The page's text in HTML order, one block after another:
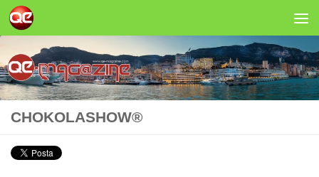
Salta al contenuto
CHOKOLASHOW®